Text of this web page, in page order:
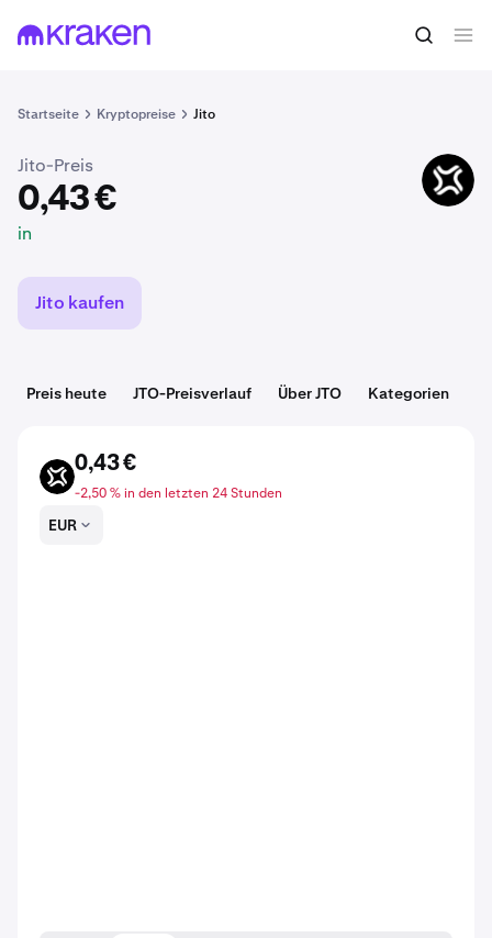
Startseite Kryptopreise Jito
0,43 € JTO kaufen
Jito-Preis
0,43 €
in
JTO
Jito kaufen
Preis heute JTO-Preisverlauf Über JTO Kategorien
JTO
0,43 €
-2,50 % in den letzten 24 Stunden
EUR